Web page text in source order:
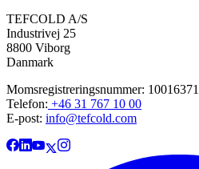
TEFCOLD A/S
Industrivej 25
8800 Viborg
Danmark
Momsregistreringsnummer: 10016371
Telefon: +46 31 767 10 00
E-post: info@tefcold.com